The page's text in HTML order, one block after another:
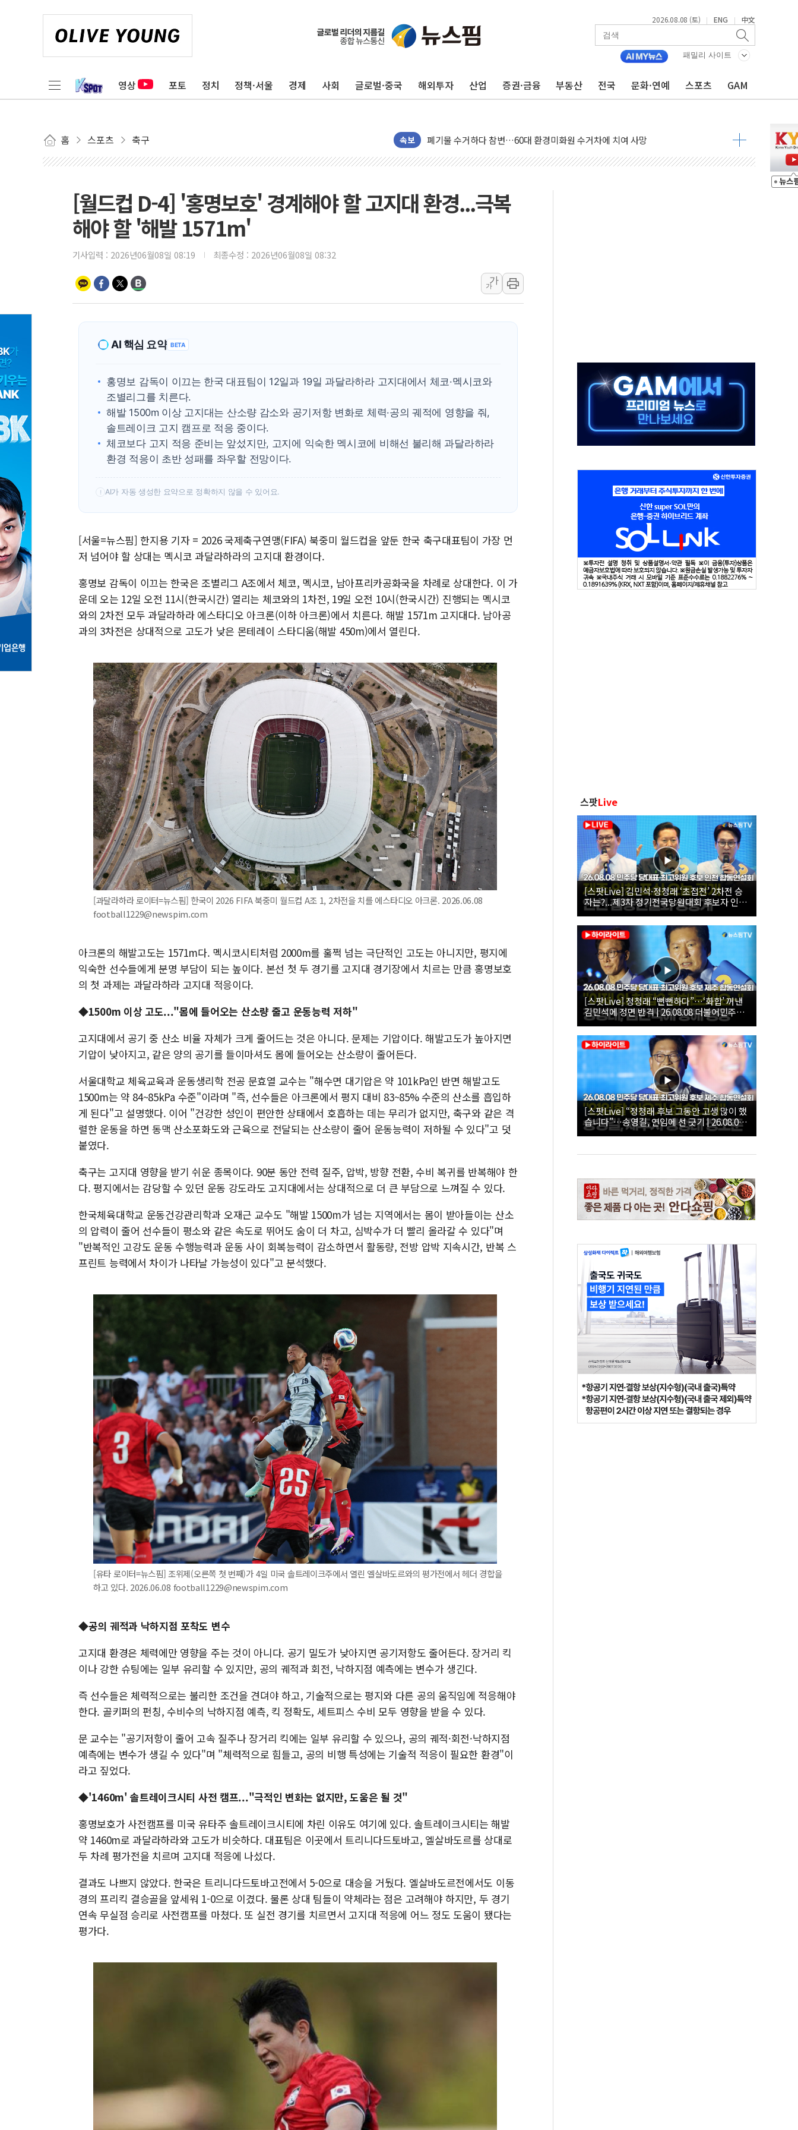
2026.08.08 (토) | ENG | 中文
패밀리 사이트
영상 포토 정치 정책·서울 경제 사회 글로벌·중국 해외투자 산업 증권·금융 부동산 전국 문화·연예 스포츠 GAM
홈 스포츠 축구 속보
[속보] 민주, 인천 경선 결과 발표...김민석 45.09% 정청래 43.27% 송영길 11.63%
[속보] 민주, 제주 경선 결과 발표...김민석 52.64% 정청래 39.89% 송영길 7.47%
이번주 국내 주요 금융일정(8.10~8.14)
美, 이란전 출구전략 만지작…공습 한계·탄약 부족 현실화
폐기물 수거하다 참변…60대 환경미화원 수거차에 치여 사망
서울 중랑구 주택가서 흉기 난동…60대 남성 2명 숨져
여수 오동도 인근 해상서 모터보트 전복…1명 사망·1명 실종
추미애, '위안부' 피해자 기림의 날 참석..."국제적 시민 연대로 목소리 내야"
李대통령, ISA 개편 재검토 지시…與 "적극 환영"·野 "졸속 국정"
동해중부 전 해상 풍랑주의보…10일까지 최대 3.5m 높은 물결
강원 중·남부 동해안 시간당 50mm 이상 폭우…호우경보 발효
[월드컵 D-4] '홍명보호' 경계해야 할 고지대 환경...극복
해야 할 '해발 1571m'
기사입력 : 2026년06월08일 08:19 최종수정 : 2026년06월08일 08:32
가
가
AI 핵심 요약 BETA
홍명보 감독이 이끄는 한국 대표팀이 12일과 19일 과달라하라 고지대에서 체코·멕시코와
조별리그를 치른다.
해발 1500m 이상 고지대는 산소량 감소와 공기저항 변화로 체력·공의 궤적에 영향을 줘,
솔트레이크 고지 캠프로 적응 중이다.
체코보다 고지 적응 준비는 앞섰지만, 고지에 익숙한 멕시코에 비해선 불리해 과달라하라
환경 적응이 초반 성패를 좌우할 전망이다.
! AI가 자동 생성한 요약으로 정확하지 않을 수 있어요.
[서울=뉴스핌] 한지용 기자 = 2026 국제축구연맹(FIFA) 북중미 월드컵을 앞둔 한국 축구대표팀이 가장 먼
저 넘어야 할 상대는 멕시코 과달라하라의 고지대 환경이다.
홍명보 감독이 이끄는 한국은 조별리그 A조에서 체코, 멕시코, 남아프리카공화국을 차례로 상대한다. 이 가
운데 오는 12일 오전 11시(한국시간) 열리는 체코와의 1차전, 19일 오전 10시(한국시간) 진행되는 멕시코
와의 2차전 모두 과달라하라 에스타디오 아크론(이하 아크론)에서 치른다. 해발 1571m 고지대다. 남아공
과의 3차전은 상대적으로 고도가 낮은 몬테레이 스타디움(해발 450m)에서 열린다.
[과달라하라 로이터=뉴스핌] 한국이 2026 FIFA 북중미 월드컵 A조 1, 2차전을 치를 에스타디오 아크론. 2026.06.08
football1229@newspim.com
아크론의 해발고도는 1571m다. 멕시코시티처럼 2000m를 훌쩍 넘는 극단적인 고도는 아니지만, 평지에
익숙한 선수들에게 분명 부담이 되는 높이다. 본선 첫 두 경기를 고지대 경기장에서 치르는 만큼 홍명보호
의 첫 과제는 과달라하라 고지대 적응이다.
◆1500m 이상 고도..."몸에 들어오는 산소량 줄고 운동능력 저하"
고지대에서 공기 중 산소 비율 자체가 크게 줄어드는 것은 아니다. 문제는 기압이다. 해발고도가 높아지면
기압이 낮아지고, 같은 양의 공기를 들이마셔도 몸에 들어오는 산소량이 줄어든다.
서울대학교 체육교육과 운동생리학 전공 문효열 교수는 "해수면 대기압은 약 101kPa인 반면 해발고도
1500m는 약 84~85kPa 수준"이라며 "즉, 선수들은 아크론에서 평지 대비 83~85% 수준의 산소를 흡입하
게 된다"고 설명했다. 이어 "건강한 성인이 편안한 상태에서 호흡하는 데는 무리가 없지만, 축구와 같은 격
렬한 운동을 하면 동맥 산소포화도와 근육으로 전달되는 산소량이 줄어 운동능력이 저하될 수 있다"고 덧
붙였다.
축구는 고지대 영향을 받기 쉬운 종목이다. 90분 동안 전력 질주, 압박, 방향 전환, 수비 복귀를 반복해야 한
다. 평지에서는 감당할 수 있던 운동 강도라도 고지대에서는 상대적으로 더 큰 부담으로 느껴질 수 있다.
한국체육대학교 운동건강관리학과 오재근 교수도 "해발 1500m가 넘는 지역에서는 몸이 받아들이는 산소
의 압력이 줄어 선수들이 평소와 같은 속도로 뛰어도 숨이 더 차고, 심박수가 더 빨리 올라갈 수 있다"며
"반복적인 고강도 운동 수행능력과 운동 사이 회복능력이 감소하면서 활동량, 전방 압박 지속시간, 반복 스
프린트 능력에서 차이가 나타날 가능성이 있다"고 분석했다.
[유타 로이터=뉴스핌] 조위제(오른쪽 첫 번째)가 4일 미국 솔트레이크주에서 열린 엘살바도르와의 평가전에서 헤더 경합을
하고 있다. 2026.06.08 football1229@newspim.com
◆공의 궤적과 낙하지점 포착도 변수
고지대 환경은 체력에만 영향을 주는 것이 아니다. 공기 밀도가 낮아지면 공기저항도 줄어든다. 장거리 킥
이나 강한 슈팅에는 일부 유리할 수 있지만, 공의 궤적과 회전, 낙하지점 예측에는 변수가 생긴다.
즉 선수들은 체력적으로는 불리한 조건을 견뎌야 하고, 기술적으로는 평지와 다른 공의 움직임에 적응해야
한다. 골키퍼의 펀칭, 수비수의 낙하지점 예측, 킥 정확도, 세트피스 수비 모두 영향을 받을 수 있다.
문 교수는 "공기저항이 줄어 고속 질주나 장거리 킥에는 일부 유리할 수 있으나, 공의 궤적·회전·낙하지점
예측에는 변수가 생길 수 있다"며 "체력적으로 힘들고, 공의 비행 특성에는 기술적 적응이 필요한 환경"이
라고 짚었다.
◆'1460m' 솔트레이크시티 사전 캠프..."극적인 변화는 없지만, 도움은 될 것"
홍명보호가 사전캠프를 미국 유타주 솔트레이크시티에 차린 이유도 여기에 있다. 솔트레이크시티는 해발
약 1460m로 과달라하라와 고도가 비슷하다. 대표팀은 이곳에서 트리니다드토바고, 엘살바도르를 상대로
두 차례 평가전을 치르며 고지대 적응에 나섰다.
결과도 나쁘지 않았다. 한국은 트리니다드토바고전에서 5-0으로 대승을 거뒀다. 엘살바도르전에서도 이동
경의 프리킥 결승골을 앞세워 1-0으로 이겼다. 물론 상대 팀들이 약체라는 점은 고려해야 하지만, 두 경기
연속 무실점 승리로 사전캠프를 마쳤다. 또 실전 경기를 치르면서 고지대 적응에 어느 정도 도움이 됐다는
평가다.
스팟Live
[스팟Live] 김민석·정청래 ‘초접전’ 2차전 승
자는?...제3차 정기전국당원대회 후보자 인천
합동연설회 생중계 | 26.08.08
[스팟Live] 정청래 “뻔뻔하다”…‘화합’ 꺼낸
김민석에 정면 반격 | 26.08.08 더불어민주당
당대표·최고위원 후보 제주 합동연설회
[스팟Live] “정청래 후보 그동안 고생 많이 했
습니다”…송영길, 연임에 선 긋기 | 26.08.08
더불어민주당 당대표·최고위원 후보 제주 합